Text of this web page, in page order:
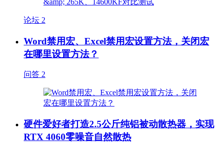
论坛 2
Word禁用宏、Excel禁用宏设置方法，关闭宏
在哪里设置方法？
问答 2
硬件爱好者打造2.5公斤纯铝被动散热器，实现
RTX 4060零噪音自然散热